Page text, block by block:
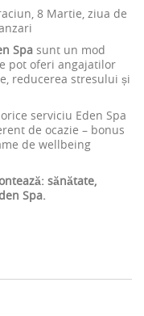
8 Martie, ziua de
Spa sunt un mod
pot oferi angajatilor
reducerea stresului și
serviciu Eden Spa
de ocazie – bonus
de wellbeing
sănătate,
Spa.